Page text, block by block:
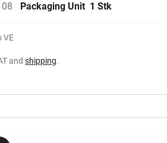
Packaging Unit 1 Stk
VE
andshipping.